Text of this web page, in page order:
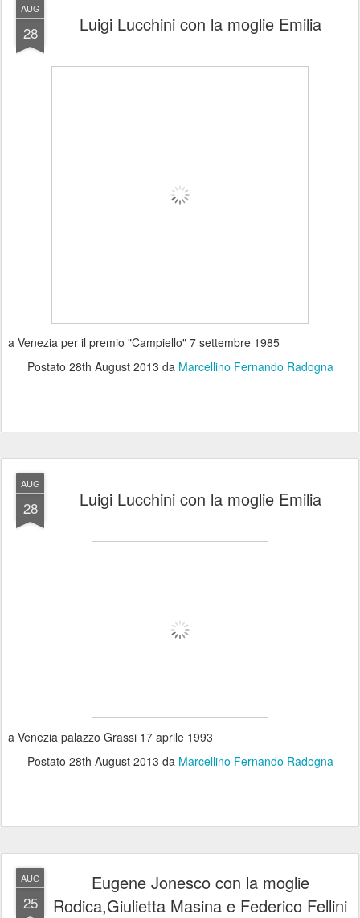
AUG
28 Luigi Lucchini con la moglie Emilia
a Venezia per il premio "Campiello" 7 settembre 1985
Postato 28th August 2013 da Marcellino Fernando Radogna
AUG
28 Luigi Lucchini con la moglie Emilia
a Venezia palazzo Grassi 17 aprile 1993
Postato 28th August 2013 da Marcellino Fernando Radogna
AUG
25
Eugene Jonesco con la moglie
Rodica,Giulietta Masina e Federico Fellini